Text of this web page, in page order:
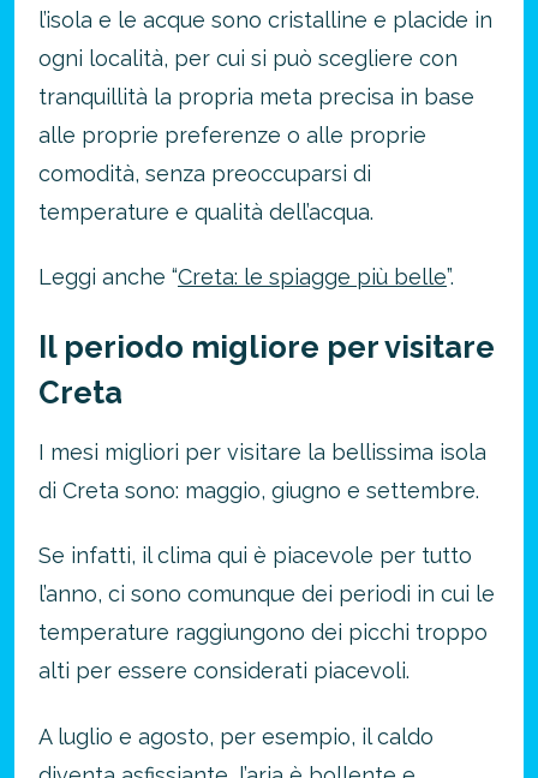
l’isola e le acque sono cristalline e placide in
ogni località, per cui si può scegliere con
tranquillità la propria meta precisa in base
alle proprie preferenze o alle proprie
comodità, senza preoccuparsi di
temperature e qualità dell’acqua.
Leggi anche “Creta: le spiagge più belle”.
Il periodo migliore per visitare
Creta
I mesi migliori per visitare la bellissima isola
di Creta sono: maggio, giugno e settembre.
Se infatti, il clima qui è piacevole per tutto
l’anno, ci sono comunque dei periodi in cui le
temperature raggiungono dei picchi troppo
alti per essere considerati piacevoli.
A luglio e agosto, per esempio, il caldo